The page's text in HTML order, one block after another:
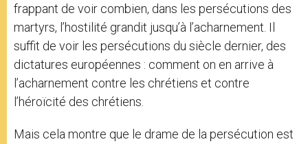
frappant de voir combien, dans les persécutions des
martyrs, l’hostilité grandit jusqu’à l’acharnement. Il
suffit de voir les persécutions du siècle dernier, des
dictatures européennes : comment on en arrive à
l’acharnement contre les chrétiens et contre
l’héroïcité des chrétiens.
Mais cela montre que le drame de la persécution est